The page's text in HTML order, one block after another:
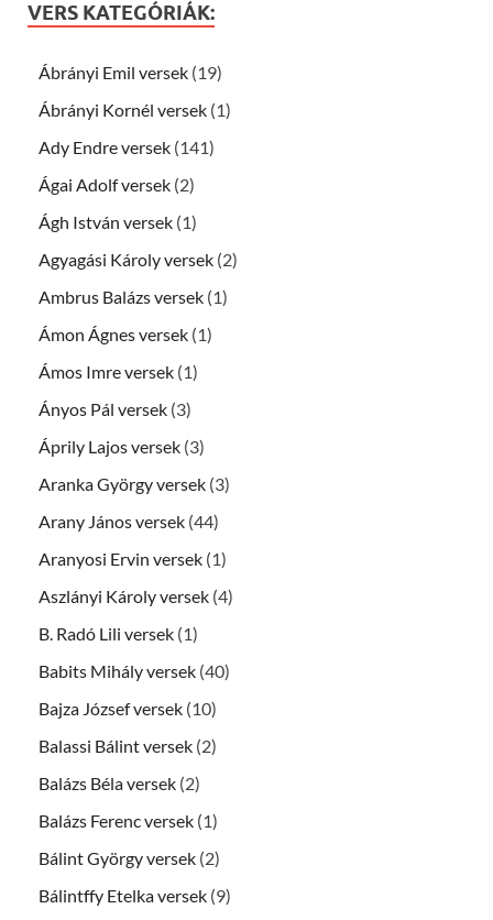
VERS KATEGÓRIÁK:
Ábrányi Emil versek (19)
Ábrányi Kornél versek (1)
Ady Endre versek (141)
Ágai Adolf versek (2)
Ágh István versek (1)
Agyagási Károly versek (2)
Ambrus Balázs versek (1)
Ámon Ágnes versek (1)
Ámos Imre versek (1)
Ányos Pál versek (3)
Áprily Lajos versek (3)
Aranka György versek (3)
Arany János versek (44)
Aranyosi Ervin versek (1)
Aszlányi Károly versek (4)
B. Radó Lili versek (1)
Babits Mihály versek (40)
Bajza József versek (10)
Balassi Bálint versek (2)
Balázs Béla versek (2)
Balázs Ferenc versek (1)
Bálint György versek (2)
Bálintffy Etelka versek (9)